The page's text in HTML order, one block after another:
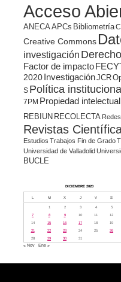
Acceso
ANECA APCs Bibliometría
Creative Commons
investigación
Factor de impacto
2020 InvestigaciónJCR
S Política
7PM Propiedad intelectual
REBIUN RECOLECTA
Revistas
Estudios Trabajos Fin de Grado
Universidad de Valladolid
BUCLE
DICIEMBRE 2020
L M X J V S
1 2 3 4 5
7
8 9 10 11 12
14
15 16 17 18 19
21
22 23 24 25 26
28
29 30 31
« Nov Ene »